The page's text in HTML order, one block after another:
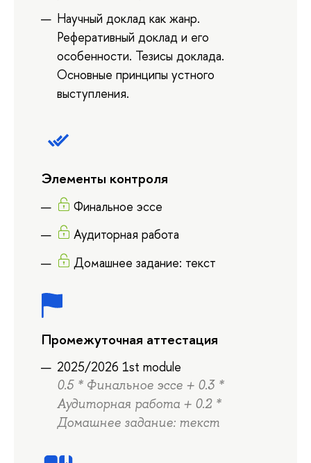
Научный доклад как жанр.
Реферативный доклад и его
особенности. Тезисы доклада.
Основные принципы устного
выступления.
Элементы контроля
Финальное эссе
Аудиторная работа
Домашнее задание: текст
Промежуточная аттестация
2025/2026 1st module
0.5 * Финальное эссе + 0.3 *
Аудиторная работа + 0.2 *
Домашнее задание: текст